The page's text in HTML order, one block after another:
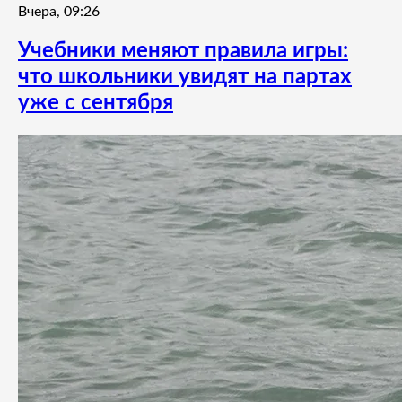
Вчера, 09:26
Учебники меняют правила игры:
что школьники увидят на партах
уже с сентября